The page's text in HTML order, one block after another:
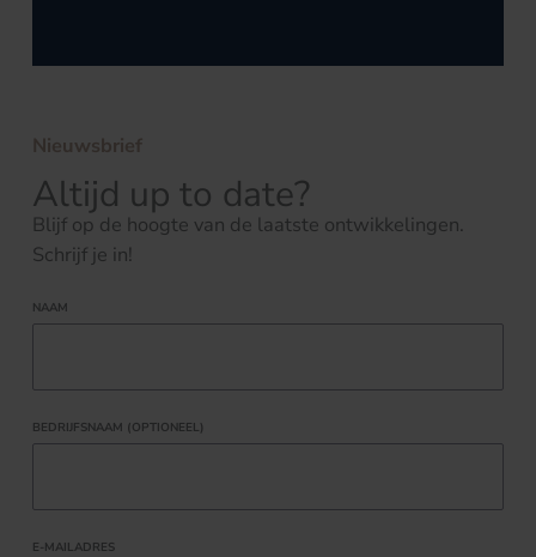
Nieuwsbrief
Altijd up to date?
Blijf op de hoogte van de laatste ontwikkelingen.
Schrijf je in!
NAAM
BEDRIJFSNAAM (OPTIONEEL)
E-MAILADRES